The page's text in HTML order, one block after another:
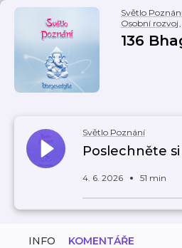
Světlo
Osobní rozvoj,
136
Světlo Poznání
Poslechněte
4. 6. 2026 51 min
INFO KOMENTÁŘE